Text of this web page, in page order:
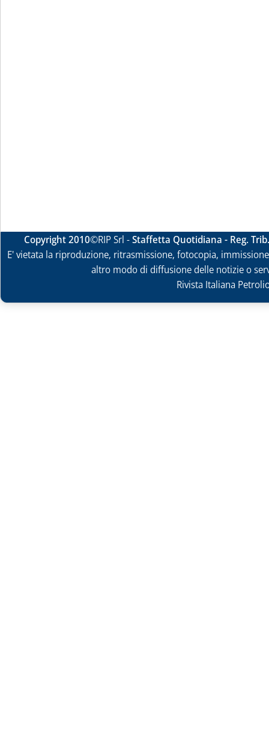
Copyright 2010©RIP Srl -Staffetta Quotidiana - Reg.
E' vietata la riproduzione, ritrasmissione, fotocopia,
altro modo di diffusione delle notizie o
Rivista Italiana